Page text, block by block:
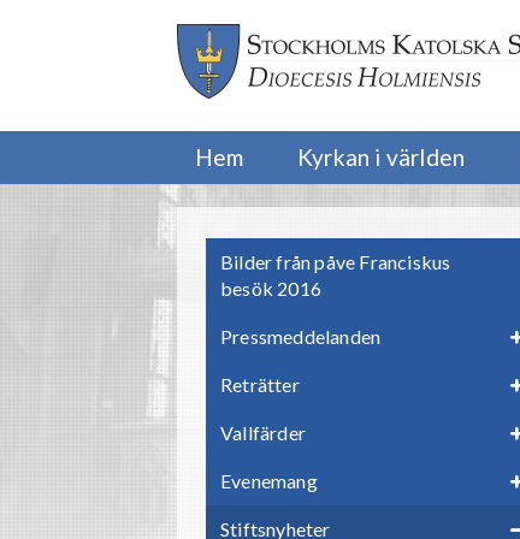
Hem Kyrkan i världen
Bilder från påve Franciskus
besök 2016
Pressmeddelanden
Reträtter
Vallfärder
Evenemang
Stiftsnyheter